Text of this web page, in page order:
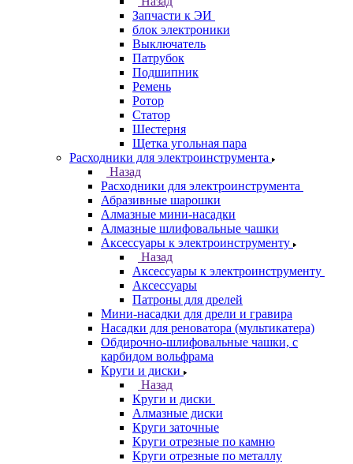
Запчасти к ЭИ
блок электроники
Выключатель
Патрубок
Подшипник
Ремень
Ротор
Статор
Шестерня
Щетка угольная пара
Расходники для электроинструмента
Назад
Расходники для электроинструмента
Абразивные шарошки
Алмазные мини-насадки
Алмазные шлифовальные чашки
Аксессуары к электроинструменту
Назад
Аксессуары к электроинструменту
Аксессуары
Патроны для дрелей
Мини-насадки для дрели и гравира
Насадки для реноватора (мультикатера)
Обдирочно-шлифовальные чашки, с
карбидом вольфрама
Круги и диски
Назад
Круги и диски
Алмазные диски
Круги заточные
Круги отрезные по камню
Круги отрезные по металлу